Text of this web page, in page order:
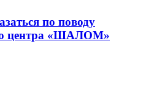
по поводу
центра «ШАЛОМ»